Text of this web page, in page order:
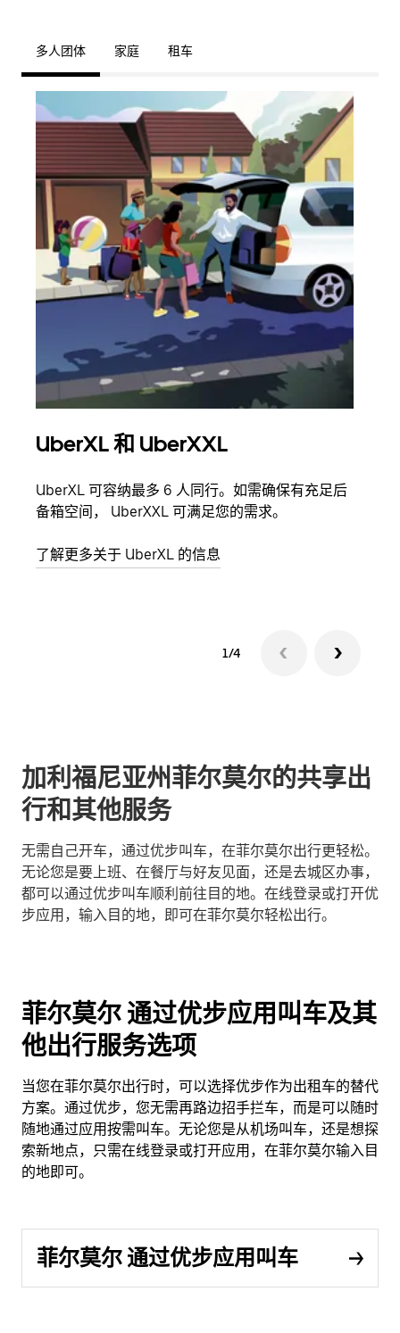
多人团体 家庭 租车
UberXL 和 UberXXL
UberXL 可容纳最多 6 人同行。如需确保有充足后
备箱空间， UberXXL 可满足您的需求。
了解更多关于 UberXL 的信息
1/4
加利福尼亚州菲尔莫尔的共享出
行和其他服务
无需自己开车，通过优步叫车，在菲尔莫尔出行更轻松。
无论您是要上班、在餐厅与好友见面，还是去城区办事，
都可以通过优步叫车顺利前往目的地。在线登录或打开优
步应用，输入目的地，即可在菲尔莫尔轻松出行。
菲尔莫尔 通过优步应用叫车及其
他出行服务选项
当您在菲尔莫尔出行时，可以选择优步作为出租车的替代
方案。通过优步，您无需再路边招手拦车，而是可以随时
随地通过应用按需叫车。无论您是从机场叫车，还是想探
索新地点，只需在线登录或打开应用，在菲尔莫尔输入目
的地即可。
菲尔莫尔 通过优步应用叫车